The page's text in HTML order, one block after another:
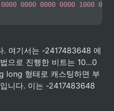
0000 0000 0000 0000 1000 0000
으로 진행한 비트는 10…0
long 형태로 캐스팅하면 부
니다. 이는 -2417483648